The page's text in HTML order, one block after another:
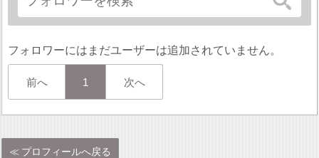
フォロワーにはまだユーザーは追加されていません。
前へ 1 次へ
プロフィールへ戻る